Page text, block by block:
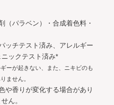
（パラベン）・合成着色料・
ッチテスト済み、アレルギー
ックテスト済み*
ーが起きない、また、ニキビのも
ません。
や香りが変化する場合があり
ん。